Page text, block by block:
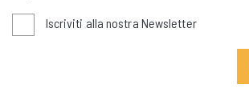
Iscriviti alla nostra Newsletter